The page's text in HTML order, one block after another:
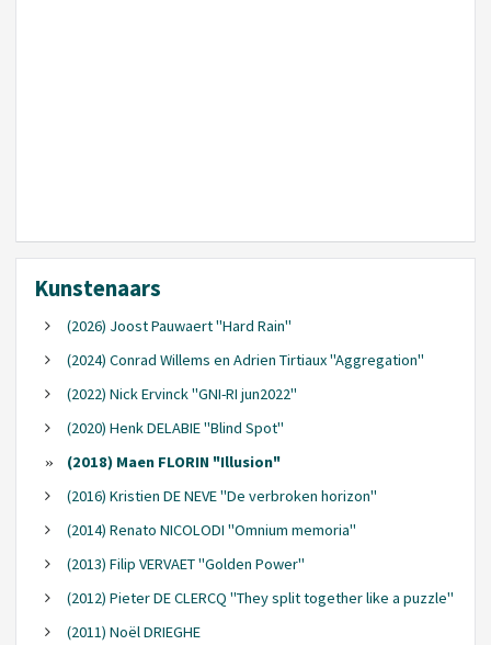
Kunstenaars
(2026) Joost Pauwaert "Hard Rain"
(2024) Conrad Willems en Adrien Tirtiaux "Aggregation"
(2022) Nick Ervinck "GNI-RI jun2022"
(2020) Henk DELABIE "Blind Spot"
(2018) Maen FLORIN "Illusion"
(2016) Kristien DE NEVE "De verbroken horizon"
(2014) Renato NICOLODI "Omnium memoria"
(2013) Filip VERVAET "Golden Power"
(2012) Pieter DE CLERCQ "They split together like a puzzle"
(2011) Noël DRIEGHE